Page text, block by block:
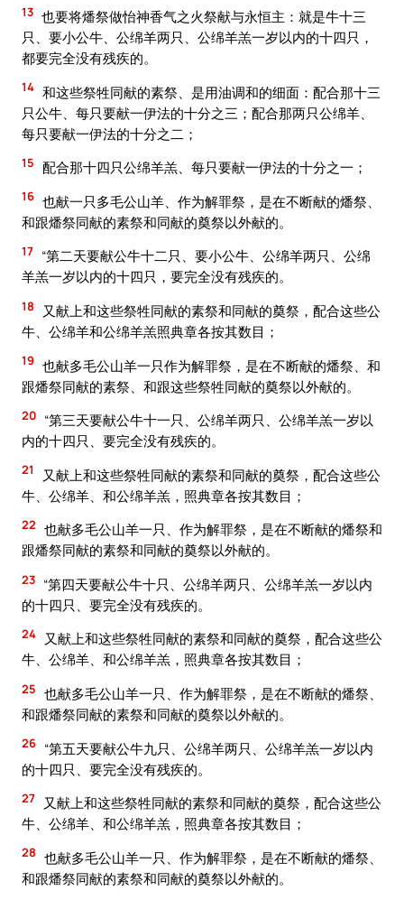
13 也要将燔祭做怡神香气之火祭献与永恒主：就是牛十三
只、要小公牛、公绵羊两只、公绵羊羔一岁以内的十四只，
都要完全没有残疾的。
14 和这些祭牲同献的素祭、是用油调和的细面：配合那十三
只公牛、每只要献一伊法的十分之三；配合那两只公绵羊、
每只要献一伊法的十分之二；
15 配合那十四只公绵羊羔、每只要献一伊法的十分之一；
16 也献一只多毛公山羊、作为解罪祭，是在不断献的燔祭、
和跟燔祭同献的素祭和同献的奠祭以外献的。
17 “第二天要献公牛十二只、要小公牛、公绵羊两只、公绵
羊羔一岁以内的十四只，要完全没有残疾的。
18
又献上和这些祭牲同献的素祭和同献的奠祭，配合这些公
牛、公绵羊和公绵羊羔照典章各按其数目；
19 也献多毛公山羊一只作为解罪祭，是在不断献的燔祭、和
跟燔祭同献的素祭、和跟这些祭牲同献的奠祭以外献的。
20 “第三天要献公牛十一只、公绵羊两只、公绵羊羔一岁以
内的十四只、要完全没有残疾的。
21
又献上和这些祭牲同献的素祭和同献的奠祭，配合这些公
牛、公绵羊、和公绵羊羔，照典章各按其数目；
22 也献多毛公山羊一只、作为解罪祭，是在不断献的燔祭和
跟燔祭同献的素祭和同献的奠祭以外献的。
23 “第四天要献公牛十只、公绵羊两只、公绵羊羔一岁以内
的十四只、要完全没有残疾的。
24
又献上和这些祭牲同献的素祭和同献的奠祭，配合这些公
牛、公绵羊、和公绵羊羔，照典章各按其数目；
25 也献多毛公山羊一只、作为解罪祭，是在不断献的燔祭、
和跟燔祭同献的素祭和同献的奠祭以外献的。
26 “第五天要献公牛九只、公绵羊两只、公绵羊羔一岁以内
的十四只、要完全没有残疾的。
27
又献上和这些祭牲同献的素祭和同献的奠祭，配合这些公
牛、公绵羊、和公绵羊羔，照典章各按其数目；
28 也献多毛公山羊一只、作为解罪祭，是在不断献的燔祭、
和跟燔祭同献的素祭和同献的奠祭以外献的。